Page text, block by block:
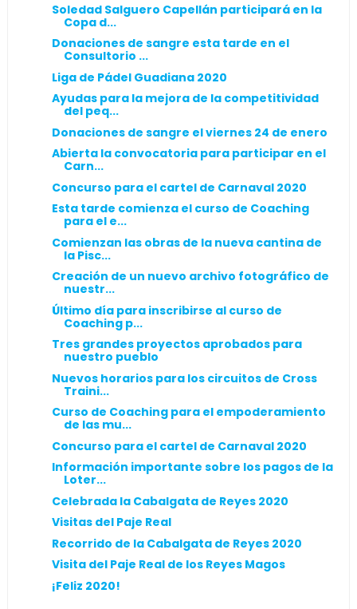
Soledad Salguero Capellán participará en la
Copa d...
Donaciones de sangre esta tarde en el
Consultorio ...
Liga de Pádel Guadiana 2020
Ayudas para la mejora de la competitividad
del peq...
Donaciones de sangre el viernes 24 de enero
Abierta la convocatoria para participar en el
Carn...
Concurso para el cartel de Carnaval 2020
Esta tarde comienza el curso de Coaching
para el e...
Comienzan las obras de la nueva cantina de
la Pisc...
Creación de un nuevo archivo fotográfico de
nuestr...
Último día para inscribirse al curso de
Coaching p...
Tres grandes proyectos aprobados para
nuestro pueblo
Nuevos horarios para los circuitos de Cross
Traini...
Curso de Coaching para el empoderamiento
de las mu...
Concurso para el cartel de Carnaval 2020
Información importante sobre los pagos de la
Loter...
Celebrada la Cabalgata de Reyes 2020
Visitas del Paje Real
Recorrido de la Cabalgata de Reyes 2020
Visita del Paje Real de los Reyes Magos
¡Feliz 2020!